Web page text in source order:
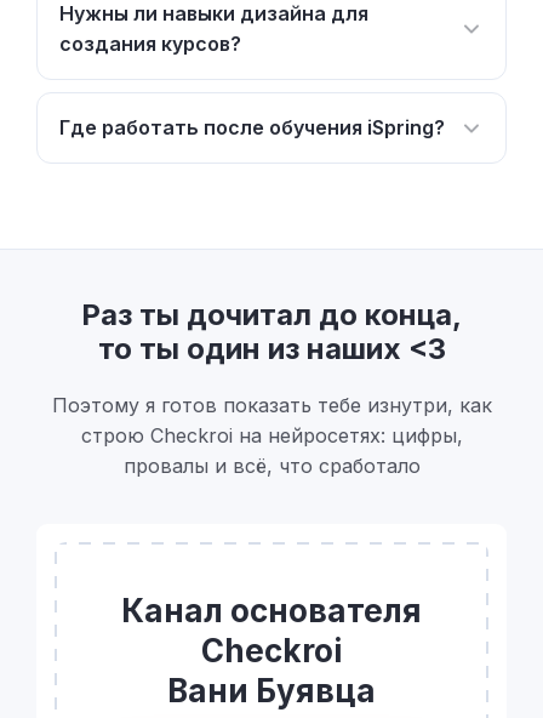
Нужны ли навыки дизайна для
создания курсов?
Где работать после обучения iSpring?
Раз ты дочитал до конца,
то ты один из наших <3
Поэтому я готов показать тебе изнутри, как
строю Checkroi на нейросетях: цифры,
провалы и всё, что сработало
Канал основателя
Checkroi
Вани Буявца